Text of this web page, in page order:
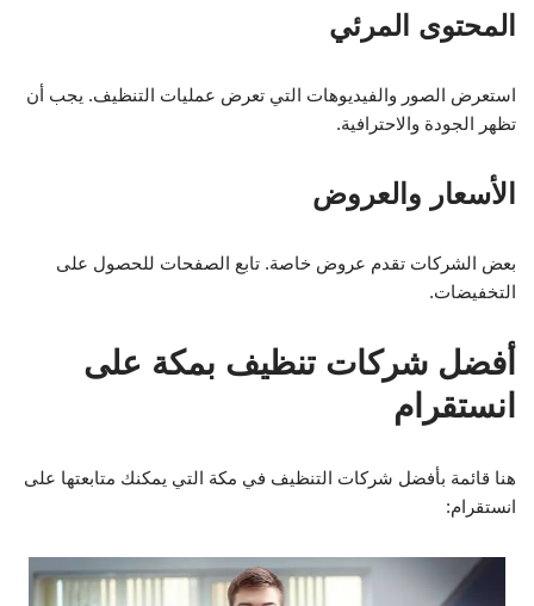
المحتوى المرئي
استعرض الصور والفيديوهات التي تعرض عمليات التنظيف. يجب أن
تظهر الجودة والاحترافية.
الأسعار والعروض
بعض الشركات تقدم عروض خاصة. تابع الصفحات للحصول على
التخفيضات.
أفضل شركات تنظيف بمكة على
انستقرام
هنا قائمة بأفضل شركات التنظيف في مكة التي يمكنك متابعتها على
انستقرام: